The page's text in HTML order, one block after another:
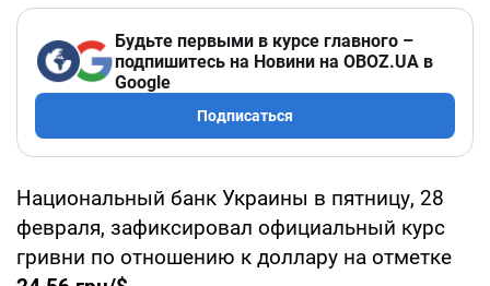
Будьте первыми в курсе главного –
подпишитесь на Новини на OBOZ.UA в
Google
Подписаться
Национальный банк Украины в пятницу, 28
февраля, зафиксировал официальный курс
гривни по отношению к доллару на отметке